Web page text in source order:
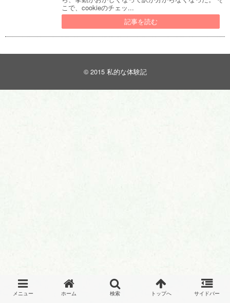
こで、cookieのチェッ...
記事を読む
© 2015 私的な体験記